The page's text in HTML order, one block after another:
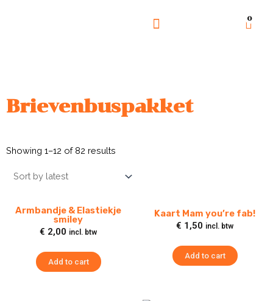
0
Brievenbuspakket
Showing 1–12 of 82 results
Armbandje & Elastiekje
smiley
€ 2,00 incl. btw
Add to cart
Kaart Mam you’re fab!
€ 1,50 incl. btw
Add to cart